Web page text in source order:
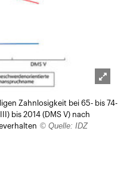
öffnen
Zahnlosigkeit bei 65- bis 74-
bis 2014 (DMS V) nach
© Quelle: IDZ